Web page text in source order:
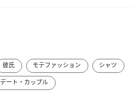
彼氏 モテファッション
シャツ
デート・カップル